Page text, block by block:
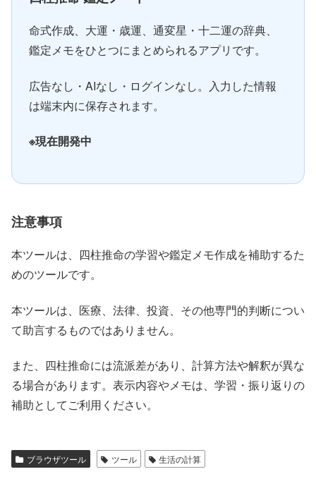
命式作成、大運・歳運、通変星・十二運の辞典、
鑑定メモをひとつにまとめられるアプリです。
広告なし・AIなし・ログインなし。入力した情報
は端末内に保存されます。
※現在開発中
注意事項
本ツールは、四柱推命の学習や鑑定メモ作成を補助するた
めのツールです。
本ツールは、医療、法律、投資、その他専門的判断につい
て助言するものではありません。
また、四柱推命には流派差があり、計算方法や解釈が異な
る場合があります。表示内容やメモは、学習・振り返りの
補助としてご利用ください。
ブラウザツール ツール 生活の計算